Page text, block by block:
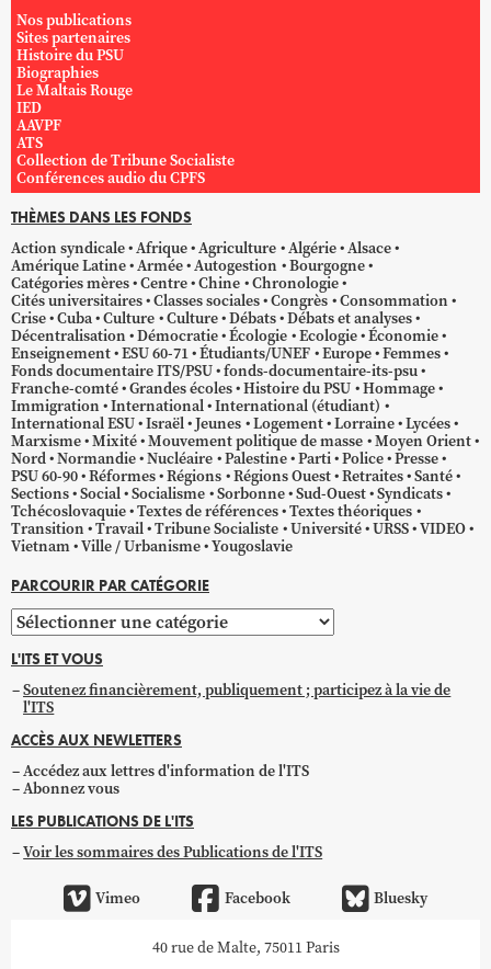
Nos publications
Sites partenaires
Histoire du PSU
Biographies
Le Maltais Rouge
IED
AAVPF
ATS
Collection de Tribune Socialiste
Conférences audio du CPFS
THÈMES DANS LES FONDS
Action syndicale Afrique Agriculture Algérie Alsace
Amérique Latine Armée Autogestion
Bourgogne
Catégories mères Centre Chine Chronologie
Cités universitaires Classes sociales Congrès Consommation
Crise Cuba Culture Culture Débats Débats et analyses
Décentralisation Démocratie Écologie Ecologie Économie
Enseignement ESU 60-71 Étudiants/UNEF Europe Femmes
Fonds documentaire ITS/PSU fonds-documentaire-its-psu
Franche-comté Grandes écoles Histoire du PSU Hommage
Immigration International International (étudiant)
International ESU Israël Jeunes Logement Lorraine Lycées
Marxisme Mixité Mouvement politique de masse Moyen Orient
Nord Normandie Nucléaire Palestine Parti Police Presse
PSU 60-90 Réformes Régions Régions Ouest Retraites Santé
Sections Social Socialisme Sorbonne Sud-Ouest Syndicats
Tchécoslovaquie Textes de références Textes théoriques
Transition Travail Tribune Socialiste Université URSS VIDEO
Vietnam Ville / Urbanisme Yougoslavie
PARCOURIR PAR CATÉGORIE
Parcourir
par
catégorie
L'ITS ET VOUS
Soutenez financièrement, publiquement ; participez à la vie de
l'ITS
ACCÈS AUX NEWLETTERS
Accédez aux lettres d'information de l'ITS
Abonnez vous
LES PUBLICATIONS DE L'ITS
Voir les sommaires des Publications de l'ITS
Vimeo Facebook Bluesky
40 rue de Malte, 75011 Paris